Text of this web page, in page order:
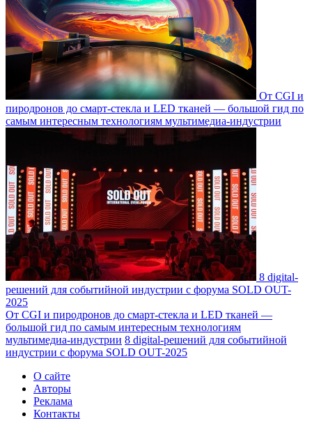
От CGI и
пиродронов до смарт-стекла и LED тканей — большой гид по
самым интересным технологиям мультимедиа-индустрии
8 digital-
решений для событийной индустрии с форума SOLD OUT-
2025
От CGI и пиродронов до смарт-стекла и LED тканей —
большой гид по самым интересным технологиям
мультимедиа-индустрии 8 digital-решений для событийной
индустрии с форума SOLD OUT-2025
О сайте
Авторы
Реклама
Контакты